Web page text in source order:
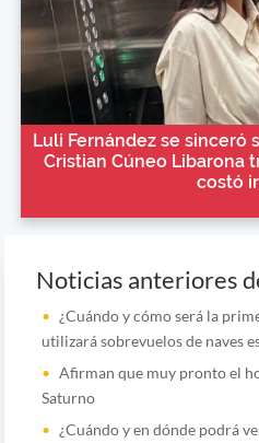
Luli Fernández se sinceró
Cristian Cúneo Libarona
costó
Noticias anteriores
¿Cuándo y cómo será la
utilizará sobrevuelos de naves
Afirman que muy pronto el
Saturno
¿Cuándo y en dónde podrá